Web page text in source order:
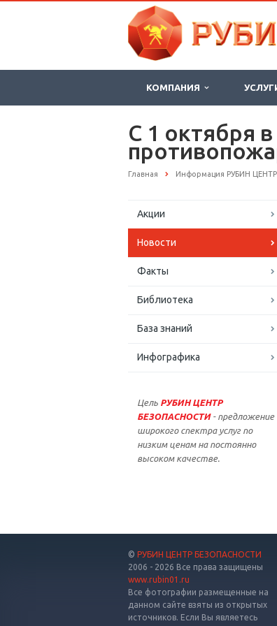
КОМПАНИЯ
С 1 октября
Главная Информация РУБИН
Акции
Новости
Факты
Библиотека
База знаний
Инфографика
Цель РУБИН ЦЕНТР
БЕЗОПАСНОСТИ - предложение
широкого спектра услуг по
низким ценам на постоянно
высоком качестве.
© РУБИН ЦЕНТР БЕЗОПАСНОСТИ
2006 - 2026 Все права защищены
www.rubin01.ru
Все фотографии размещенные на
данном сайте взяты из открытых
источников. Если Вы являетесь